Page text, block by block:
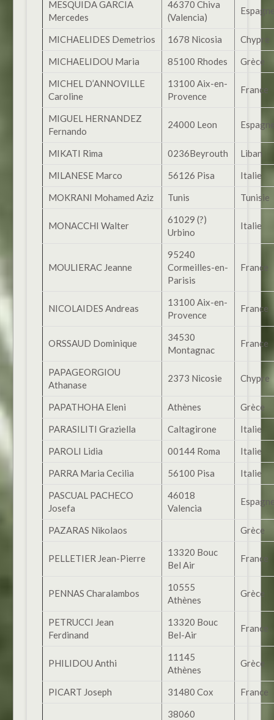
MESQUIDA GARCIA
Mercedes
46370 Chiva
(Valencia)
MICHAELIDES Demetrios 1678 Nicosia
Chypre
MICHAELIDOU Maria
85100 Rhodes
Grèce
MICHEL D’ANNOVILLE
Caroline
13100 Aix-en-
Provence
France
MIGUEL HERNANDEZ
Fernando
24000 Leon
MIKATI Rima 0236Beyrouth
Liban
MILANESE Marco
56126 Pisa
Italie
MOKRANI Mohamed Aziz
Tunis Tunisie
MONACCHI Walter
61029 (?)
Urbino
Italie
MOULIERAC Jeanne
95240
Cormeilles-en-
Parisis
France
NICOLAIDES Andreas
13100 Aix-en-
Provence
France
ORSSAUD Dominique
34530
Montagnac
France
PAPAGEORGIOU
Athanase
2373 Nicosie Chypre
PAPATHOHA Eleni Athènes
Grèce
PARASILITI Graziella
Caltagirone
Italie
PAROLI Lidia
00144 Roma
Italie
PARRA Maria Cecilia
56100 Pisa
Italie
PASCUAL PACHECO
Josefa
46018
Valencia
PAZARAS Nikolaos Grèce
PELLETIER Jean-Pierre
13320 Bouc
Bel Air
France
PENNAS Charalambos
10555
Athènes
Grèce
PETRUCCI Jean
Ferdinand
13320 Bouc
Bel-Air
France
PHILIDOU Anthi
11145
Athènes
Grèce
PICART Joseph 31480 Cox France
38060